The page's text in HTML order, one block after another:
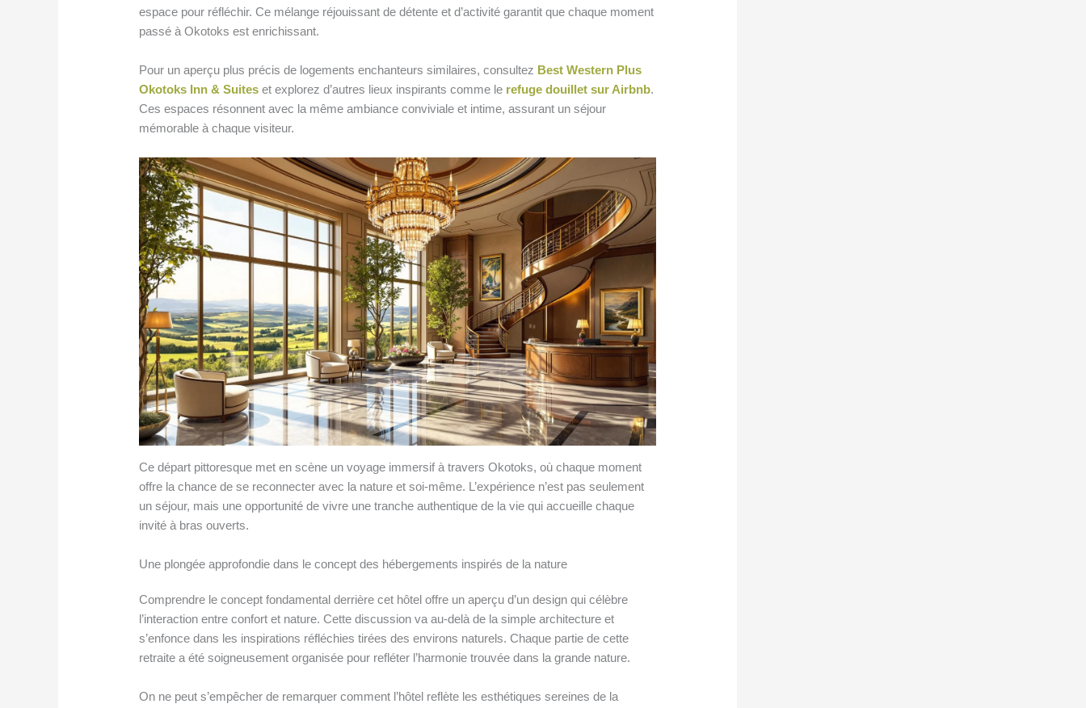
espace pour réfléchir. Ce mélange réjouissant de détente et d’activité garantit que chaque moment
passé à Okotoks est enrichissant.
Pour un aperçu plus précis de logements enchanteurs similaires, consultez Best Western Plus
Okotoks Inn & Suites et explorez d’autres lieux inspirants comme le refuge douillet sur Airbnb.
Ces espaces résonnent avec la même ambiance conviviale et intime, assurant un séjour
mémorable à chaque visiteur.
Ce départ pittoresque met en scène un voyage immersif à travers Okotoks, où chaque moment
offre la chance de se reconnecter avec la nature et soi-même. L’expérience n’est pas seulement
un séjour, mais une opportunité de vivre une tranche authentique de la vie qui accueille chaque
invité à bras ouverts.
Une plongée approfondie dans le concept des hébergements inspirés de la nature
Comprendre le concept fondamental derrière cet hôtel offre un aperçu d’un design qui célèbre
l’interaction entre confort et nature. Cette discussion va au-delà de la simple architecture et
s’enfonce dans les inspirations réfléchies tirées des environs naturels. Chaque partie de cette
retraite a été soigneusement organisée pour refléter l’harmonie trouvée dans la grande nature.
On ne peut s’empêcher de remarquer comment l’hôtel reflète les esthétiques sereines de la